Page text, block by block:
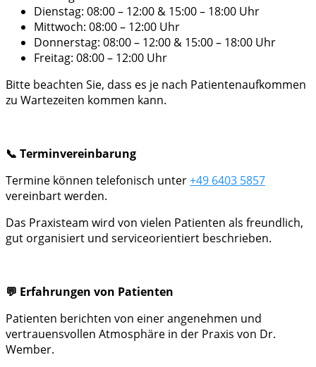
Dienstag: 08:00 – 12:00 & 15:00 – 18:00 Uhr
Mittwoch: 08:00 – 12:00 Uhr
Donnerstag: 08:00 – 12:00 & 15:00 – 18:00 Uhr
Freitag: 08:00 – 12:00 Uhr
Bitte beachten Sie, dass es je nach Patientenaufkommen
zu Wartezeiten kommen kann.
📞 Terminvereinbarung
Termine können telefonisch unter+49 6403 5857
vereinbart werden.
Das Praxisteam wird von vielen Patienten als freundlich,
gut organisiert und serviceorientiert beschrieben.
💬 Erfahrungen von Patienten
Patienten berichten von einer angenehmen und
vertrauensvollen Atmosphäre in der Praxis von Dr.
Wember.